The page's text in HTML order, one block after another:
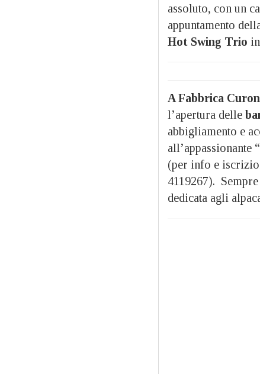
assoluto, con un
appuntamento
Hot Swing Trio
A Fabbrica
l’apertura delle
abbigliamento e
all’appassionante “
(per info e
4119267).
dedicata agli